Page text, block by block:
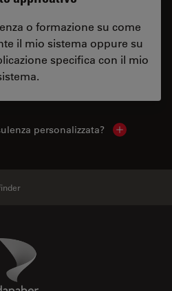
o formazione su come
il mio sistema oppure su
specifica con il mio
personalizzata? Show local
Danaher Logo